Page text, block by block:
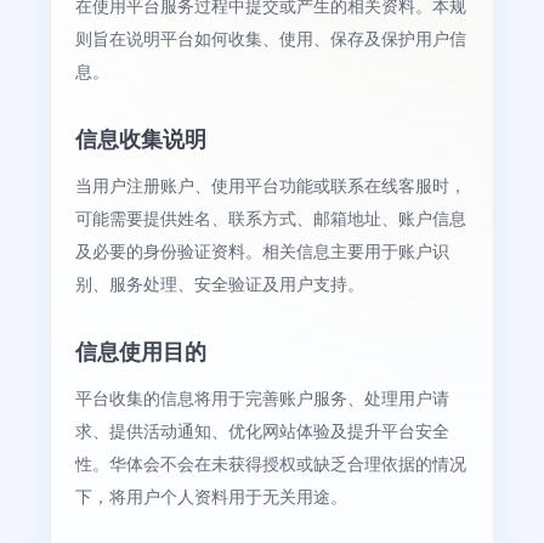
在使用平台服务过程中提交或产生的相关资料。本规
则旨在说明平台如何收集、使用、保存及保护用户信
息。
信息收集说明
当用户注册账户、使用平台功能或联系在线客服时，
可能需要提供姓名、联系方式、邮箱地址、账户信息
及必要的身份验证资料。相关信息主要用于账户识
别、服务处理、安全验证及用户支持。
信息使用目的
平台收集的信息将用于完善账户服务、处理用户请
求、提供活动通知、优化网站体验及提升平台安全
性。华体会不会在未获得授权或缺乏合理依据的情况
下，将用户个人资料用于无关用途。